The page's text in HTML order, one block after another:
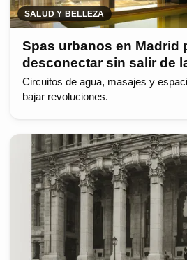
SALUD Y BELLEZA
Spas urbanos en Madrid
desconectar sin salir de
Circuitos de agua, masajes y
bajar revoluciones.